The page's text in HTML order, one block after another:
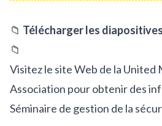
📁 Télécharger les
📁
Visitez le site Web de la United
Association pour obtenir des
Séminaire de gestion de la